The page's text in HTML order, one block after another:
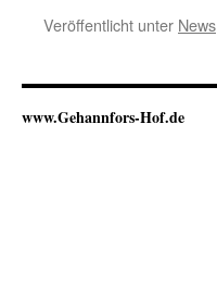
Veröffentlicht unter News
www.Gehannfors-Hof.de